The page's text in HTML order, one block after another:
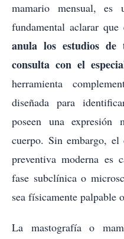
mamario mensual, es
fundamental aclarar que
anula los estudios
consulta con el
herramienta
diseñada para
poseen una
cuerpo. Sin embargo,
preventiva moderna es
fase subclínica o
sea físicamente palpable
La mastografía o